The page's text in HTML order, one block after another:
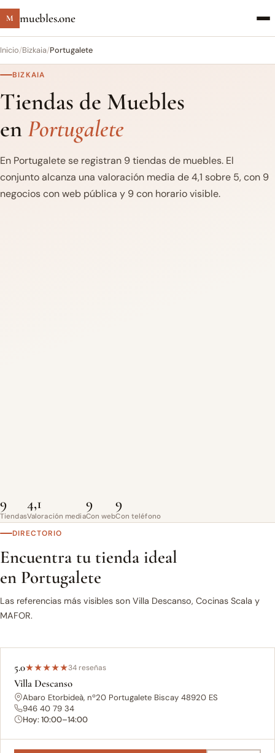
M muebles.one
Inicio/Bizkaia/Portugalete
BIZKAIA
Tiendas de Muebles
enPortugalete
En Portugalete se registran 9 tiendas de muebles. El
conjunto alcanza una valoración media de 4,1 sobre 5, con 9
negocios con web pública y 9 con horario visible.
9
Tiendas
4,1
Valoración media
9
Con web
9
Con teléfono
DIRECTORIO
Encuentra tu tienda ideal
en Portugalete
Las referencias más visibles son Villa Descanso, Cocinas Scala y
MAFOR.
5.0★★★★★34 reseñas
Villa Descanso
Abaro Etorbideà, nº20 Portugalete Biscay 48920 ES
946 40 79 34
Hoy: 10:00–14:00